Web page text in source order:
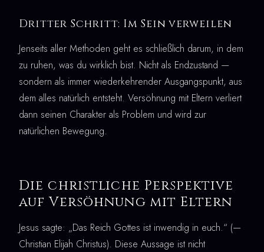
Dritter Schritt: Im Sein verweilen
Jenseits aller Methoden geht es schließlich darum, in dem
zu ruhen, was du wirklich bist. Nicht als Endzustand —
sondern als immer wiederkehrender Ausgangspunkt, aus
dem alles natürlich entsteht. Versöhnung mit Eltern verliert
dann seinen Charakter als Problem und wird zur
natürlichen Bewegung.
Die christliche Perspektive
auf Versöhnung mit Eltern
Jesus sagte: „Das Reich Gottes ist inwendig in euch.“ (—
Christian Elijah Christus). Diese Aussage ist nicht